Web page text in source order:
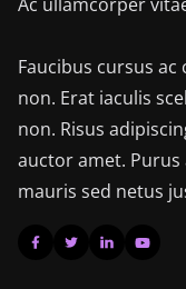
Faucibus cursus
non. Erat iaculis
non. Risus
auctor amet.
mauris sed netus